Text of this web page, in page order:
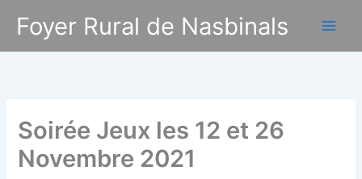
Foyer Rural de Nasbinals
Soirée Jeux les 12 et 26
Novembre 2021